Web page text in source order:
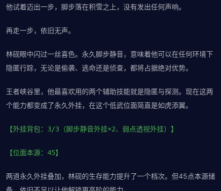
他试着迈出一步，脚步落在积雪之上，没有发出任何声响。
再走一步，依旧无声。
林砚眼中闪过一丝喜色。永久脚步静音，意味着他可以在任何环境下
隐匿行踪，无论是偷袭、逃命还是侦查，都将占据绝对优势。
王者峡谷里，他最喜欢用的两个辅助技能就是隐匿与探测。现在这两
个能力都变成了永久外挂，在这个低武位面简直是如虎添翼。
【外挂背包：3/3（脚步静音外挂×2、弱点透视外挂）】
【位面本源：45】
两道永久外挂叠加，林砚的生存能力提升了一个档次。但45点本源储